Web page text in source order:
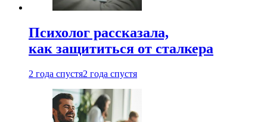
Психолог рассказала,
как защититься от сталкера
2 года спустя2 года спустя